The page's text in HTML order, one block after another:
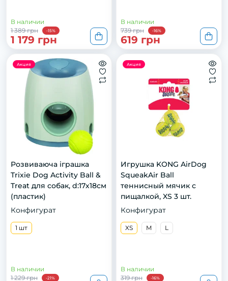
В наличии
1 389 грн
-15%
1 179 грн
В наличии
739 грн
-16%
619 грн
Акция
Розвиваюча іграшка
Trixie Dog Activity Ball &
Treat для собак, d:17х18см
(пластик)
Конфигурат
1 шт
В наличии
1 229 грн
-21%
Акция
Игрушка KONG AirDog
SqueakAir Ball
теннисный мячик с
пищалкой, XS 3 шт.
Конфигурат
XS M L
В наличии
319 грн
-16%